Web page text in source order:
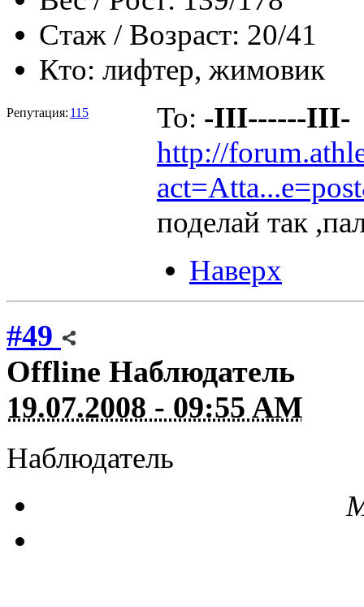
Стаж / Возраст: 20/41
Кто: лифтер, жимовик
Репутация: 115 To: -III------III-
http://
поделай так
Наверх
#49
Offline Наблюдатель
19.07.2008 - 09:55 AM
Наблюдатель